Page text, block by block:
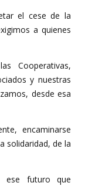
el cese de la
a quienes
Cooperativas,
y nuestras
desde esa
encaminarse
solidaridad, de la
ese futuro que